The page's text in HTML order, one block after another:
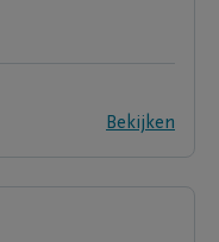
Bekijken